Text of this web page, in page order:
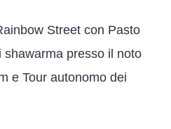
Street con Pasto
shawarma presso il noto
e Tour autonomo dei